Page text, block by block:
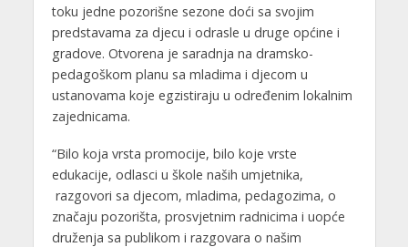
toku jedne pozorišne sezone doći sa svojim
predstavama za djecu i odrasle u druge općine i
gradove. Otvorena je saradnja na dramsko-
pedagoškom planu sa mladima i djecom u
ustanovama koje egzistiraju u određenim lokalnim
zajednicama.
“Bilo koja vrsta promocije, bilo koje vrste
edukacije, odlasci u škole naših umjetnika,
razgovori sa djecom, mladima, pedagozima, o
značaju pozorišta, prosvjetnim radnicima i uopće
druženja sa publikom i razgovara o našim